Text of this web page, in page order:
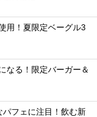
用！夏限定ベーグル3
なる！限定バーガー＆
フェに注目！飲む新